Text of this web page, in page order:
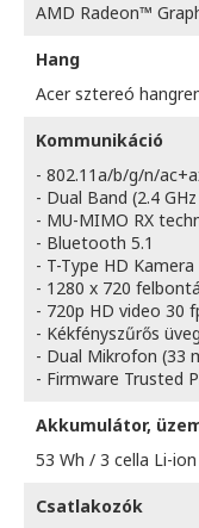
AMD Radeon™
Hang
Acer sztereó
Kommunikáció
- 802.11a/b/g/n/
- Dual Band (2.4
- MU-MIMO RX
- Bluetooth 5.1
- T-Type HD Kamera
- 1280 x 720
- 720p HD video 30
- Kékfényszűrős
- Dual Mikrofon (33
- Firmware Trusted
Akkumulátor,
53 Wh / 3 cella Li-
Csatlakozók